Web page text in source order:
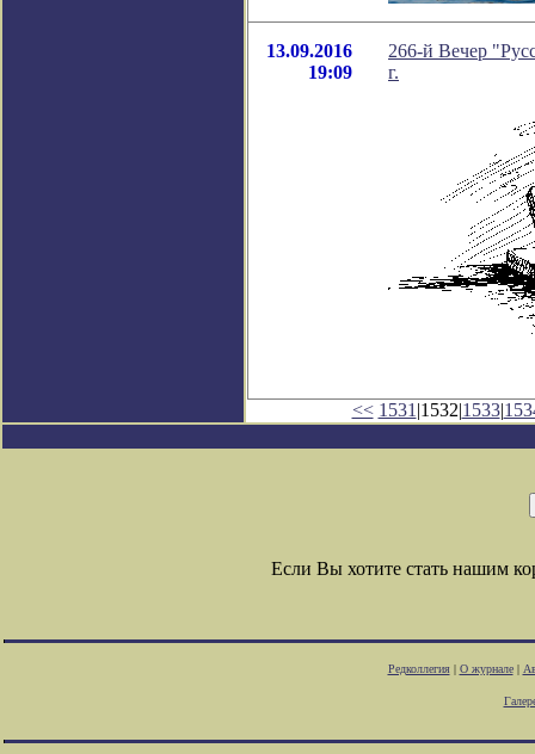
13.09.2016
19:09
266-й Вечер
г.
<< 1531 |1532|1533|
Если Вы хотите стать нашим
Редколлегия| О журнале|